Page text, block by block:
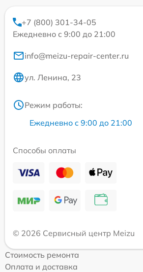
+7 (800) 301-34-05
Ежедневно с 9:00 до 21:00
info@meizu-repair-center.ru
ул. Ленина, 23
Режим работы:
Ежедневно с 9:00 до 21:00
Способы оплаты
© 2026 Сервисный центр Meizu
Стоимость ремонта
Оплата и доставка